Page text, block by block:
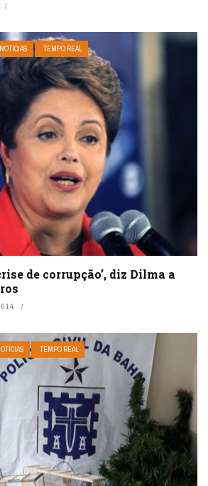
NOTÍCIAS TEMPO REAL
de corrupção’, diz Dilma a
TEMPO REAL